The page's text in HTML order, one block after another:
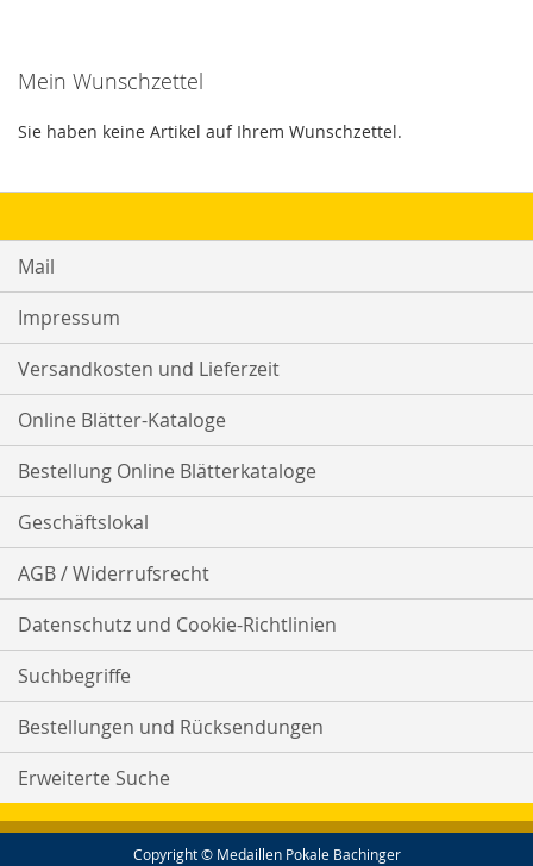
Mein Wunschzettel
Sie haben keine Artikel auf Ihrem Wunschzettel.
Mail
Impressum
Versandkosten und Lieferzeit
Online Blätter-Kataloge
Bestellung Online Blätterkataloge
Geschäftslokal
AGB / Widerrufsrecht
Datenschutz und Cookie-Richtlinien
Suchbegriffe
Bestellungen und Rücksendungen
Erweiterte Suche
Copyright © Medaillen Pokale Bachinger